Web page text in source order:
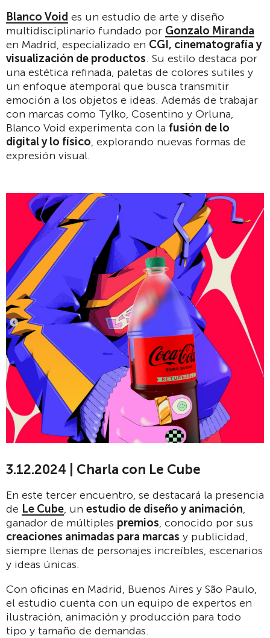
Blanco Void es un estudio de arte y diseño
multidisciplinario fundado por Gonzalo Miranda
en Madrid, especializado en CGI, cinematografía y
visualización de productos. Su estilo destaca por
una estética refinada, paletas de colores sutiles y
un enfoque atemporal que busca transmitir
emoción a los objetos e ideas. Además de trabajar
con marcas como Tylko, Cosentino y Orluna,
Blanco Void experimenta con la fusión de lo
digital y lo físico, explorando nuevas formas de
expresión visual.
3.12.2024 | Charla con Le Cube
En este tercer encuentro, se destacará la presencia
de Le Cube, un estudio de diseño y animación,
ganador de múltiples premios, conocido por sus
creaciones animadas para marcas y publicidad,
siempre llenas de personajes increíbles, escenarios
y ideas únicas.
Con oficinas en Madrid, Buenos Aires y São Paulo,
el estudio cuenta con un equipo de expertos en
ilustración, animación y producción para todo
tipo y tamaño de demandas.